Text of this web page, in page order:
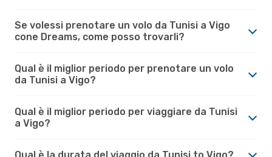
Se volessi prenotare un volo da Tunisi a Vigo
cone Dreams, come posso trovarli?
Qual è il miglior periodo per prenotare un volo
da Tunisi a Vigo?
Qual è il miglior periodo per viaggiare da Tunisi
a Vigo?